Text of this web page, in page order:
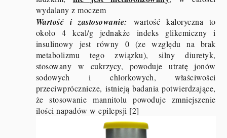
wydalany z moczem
Wartość i zastosowanie: wartość kaloryczna to
około 4 kcal/g jednakże indeks glikemiczny i
insulinowy jest równy 0 (ze względu na brak
metabolizmu tego związku), silny diuretyk,
stosowany w cukrzycy, powoduje utratę jonów
sodowych i chlorkowych, właściwości
przeciwprócznicze, istnieją badania potwierdzające,
że stosowanie mannitolu powoduje zmniejszenie
ilości napadów w epilepsji [2]